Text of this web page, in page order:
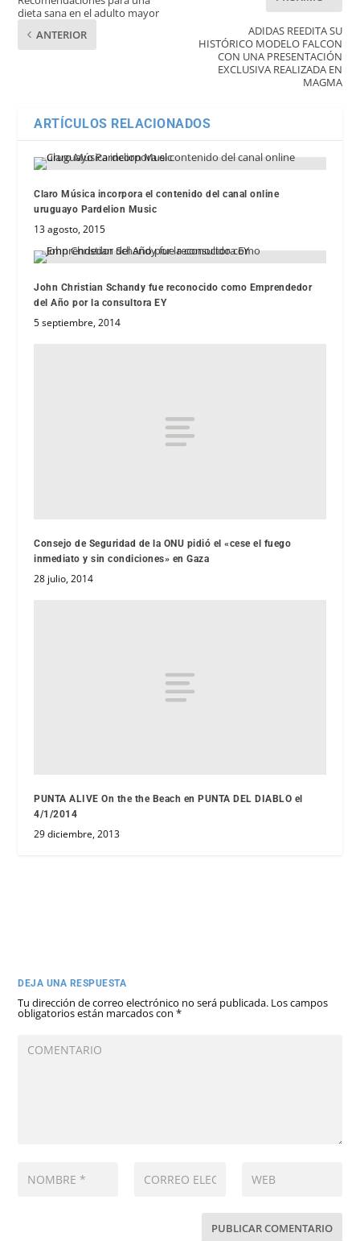
dieta sana en el adulto mayor
ANTERIOR
ADIDAS REEDITA SU
HISTÓRICO MODELO FALCON
CON UNA PRESENTACIÓN
EXCLUSIVA REALIZADA EN
MAGMA
ARTÍCULOS RELACIONADOS
Claro Música incorpora el contenido del canal online
uruguayo Pardelion Music
13 agosto, 2015
John Christian Schandy fue reconocido como Emprendedor
del Año por la consultora EY
5 septiembre, 2014
Consejo de Seguridad de la ONU pidió el «cese el fuego
inmediato y sin condiciones» en Gaza
28 julio, 2014
PUNTA ALIVE On the the Beach en PUNTA DEL DIABLO el
4/1/2014
29 diciembre, 2013
DEJA UNA RESPUESTA
Tu dirección de correo electrónico no será publicada. Los campos
obligatorios están marcados con*